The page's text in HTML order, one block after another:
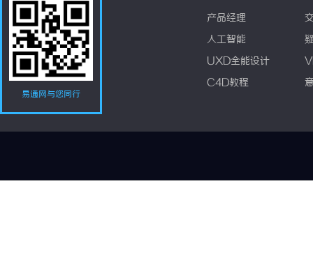
易通网与您同行
产品经理
人工智能
UXD全能设计
C4D教程